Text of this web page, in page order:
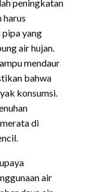
peningkatan
harus
yang
air hujan.
mendaur
bahwa
konsumsi.
di
air